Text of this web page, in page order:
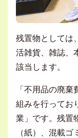
残置物としては
活雑貨、雑誌、
該当します。
「不用品の廃
組みを行ってお
業」です。残置
（紙）、混載